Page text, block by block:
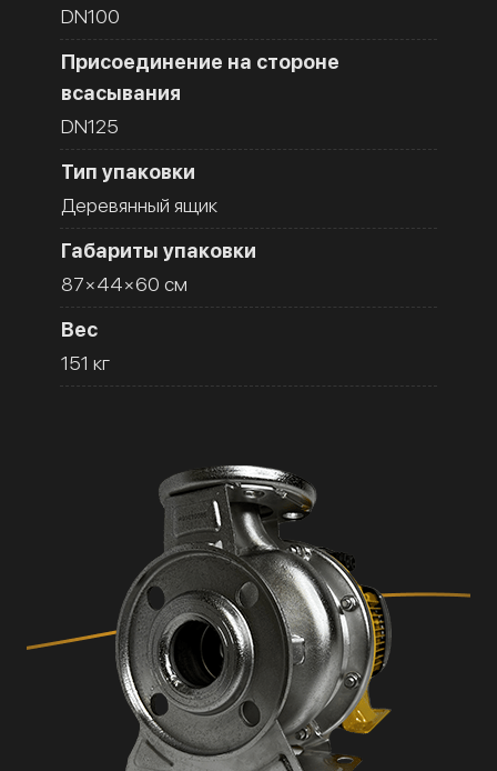
DN100
Присоединение на стороне
всасывания
DN125
Тип упаковки
Деревянный ящик
Габариты упаковки
87×44×60 см
Вес
151 кг